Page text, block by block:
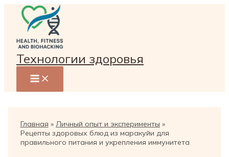
Перейти
содержимому
Технологии здоровья
Главная
Личный опыт и эксперименты
Рецепты здоровых блюд из маракуйи для
правильного питания и укрепления иммунитета